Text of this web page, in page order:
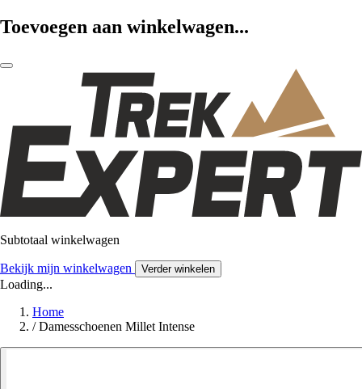
Toevoegen aan winkelwagen...
Subtotaal winkelwagen
Bekijk mijn winkelwagen Verder winkelen
Loading...
Home
/ Damesschoenen Millet Intense